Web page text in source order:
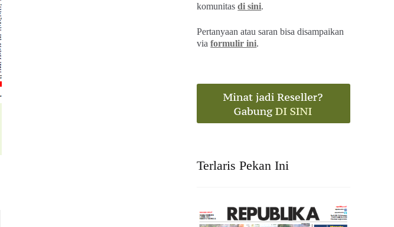
komunitasdi sini.
Pertanyaan atau saran bisa disampaikan
viaformulir ini.
Terlaris Pekan Ini